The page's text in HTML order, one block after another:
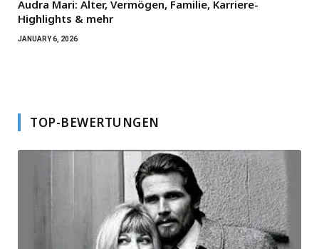
Audra Mari: Alter, Vermögen, Familie, Karriere-
Highlights & mehr
JANUARY 6, 2026
TOP-BEWERTUNGEN